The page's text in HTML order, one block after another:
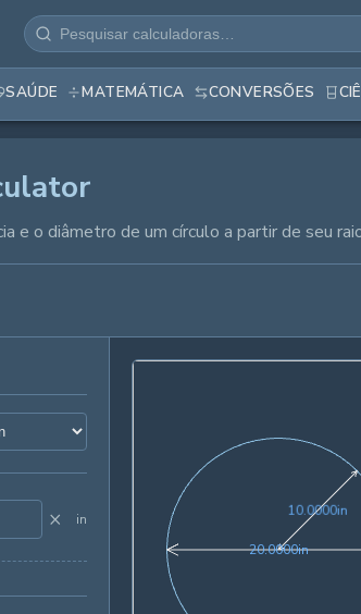
SAÚDE MATEMÁTICA CONVERSÕES
e o diâmetro de um círculo a partir de seu
× in
10.0000in
20.0000in